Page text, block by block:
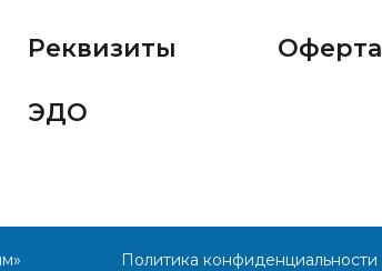
Реквизиты
ЭДО
Оферта
Политика конфиденциальности